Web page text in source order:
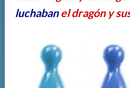
luchabanel dragón y